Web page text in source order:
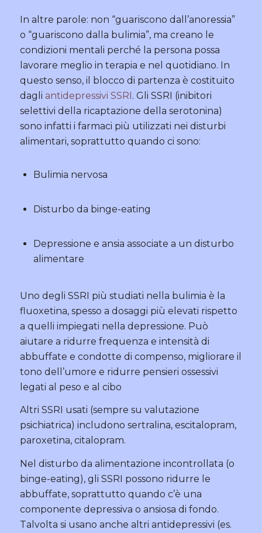
In altre parole: non “guariscono dall’anoressia”
o “guariscono dalla bulimia”, ma creano le
condizioni mentali perché la persona possa
lavorare meglio in terapia e nel quotidiano. In
questo senso, il blocco di partenza è costituito
dagli antidepressivi SSRI . Gli SSRI (inibitori
selettivi della ricaptazione della serotonina)
sono infatti i farmaci più utilizzati nei disturbi
alimentari, soprattutto quando ci sono:
Bulimia nervosa
Disturbo da binge-eating
Depressione e ansia associate a un disturbo
alimentare
Uno degli SSRI più studiati nella bulimia è la
fluoxetina, spesso a dosaggi più elevati rispetto
a quelli impiegati nella depressione. Può
aiutare a ridurre frequenza e intensità di
abbuffate e condotte di compenso, migliorare il
tono dell’umore e ridurre pensieri ossessivi
legati al peso e al cibo
Altri SSRI usati (sempre su valutazione
psichiatrica) includono sertralina, escitalopram,
paroxetina, citalopram.
Nel disturbo da alimentazione incontrollata (o
binge-eating), gli SSRI possono ridurre le
abbuffate, soprattutto quando c’è una
componente depressiva o ansiosa di fondo.
Talvolta si usano anche altri antidepressivi (es.